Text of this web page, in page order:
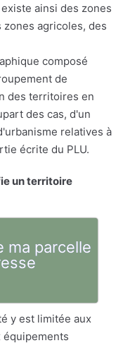
ainsi des zones
zones agricoles, des
composé
de
des territoires en
des cas, d'un
relatives à
écrite du PLU.
un territoire
ma parcelle
y est limitée aux
équipements